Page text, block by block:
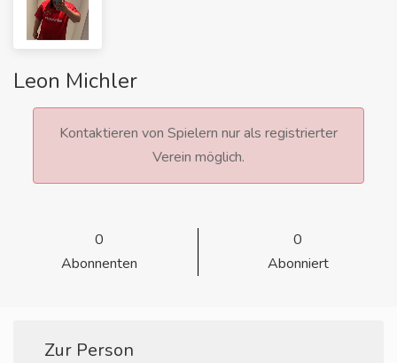
Leon Michler
Kontaktieren von Spielern nur als registrierter
Verein möglich.
0
Abonnenten
0
Abonniert
Zur Person